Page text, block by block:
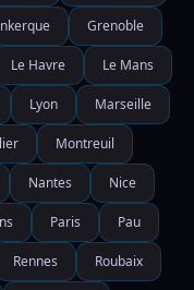
Grenoble
Le Havre Le Mans
Lyon Marseille
Montreuil
Nantes Nice
Paris Pau
Rennes Roubaix